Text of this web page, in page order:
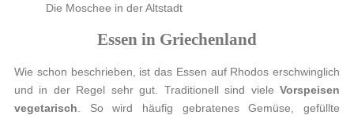
Die Moschee in der Altstadt
Essen in Griechenland
Wie schon beschrieben, ist das Essen auf Rhodos erschwinglich
und in der Regel sehr gut. Traditionell sind viele Vorspeisen
vegetarisch . So wird häufig gebratenes Gemüse, gefüllte